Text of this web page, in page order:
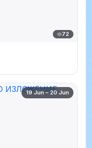
72
19 Jun – 20 Jun